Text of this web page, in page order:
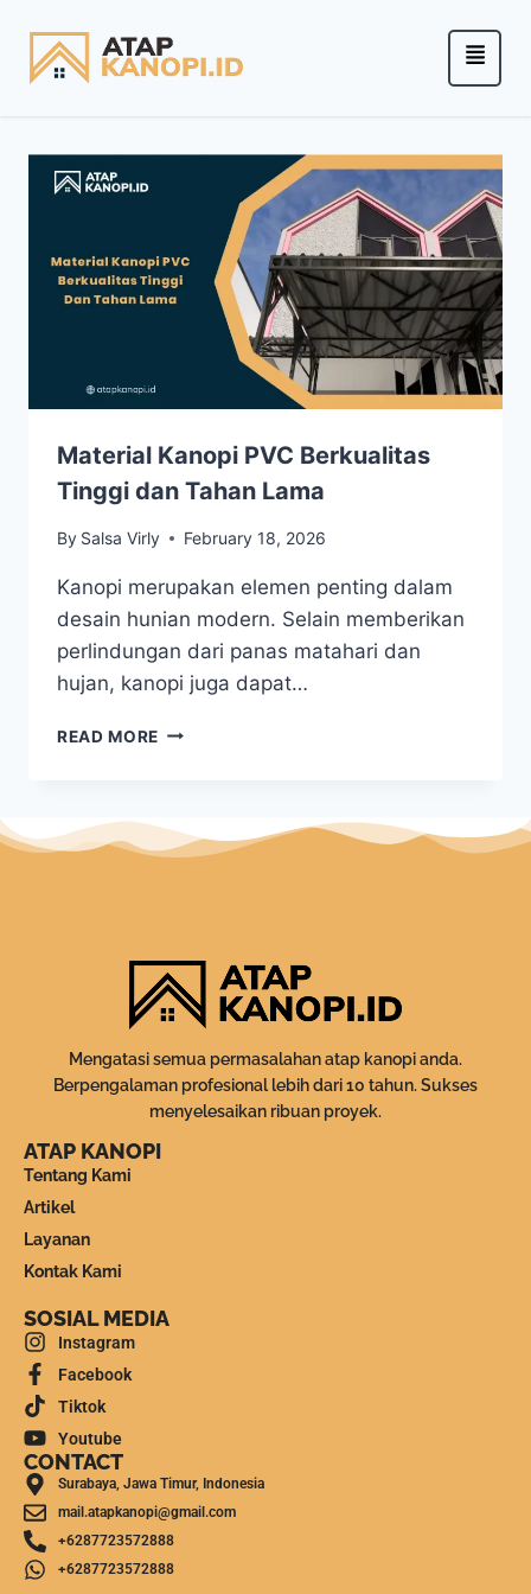
Material Kanopi PVC Berkualitas
Tinggi dan Tahan Lama
By Salsa Virly February 18, 2026
Kanopi merupakan elemen penting dalam
desain hunian modern. Selain memberikan
perlindungan dari panas matahari dan
hujan, kanopi juga dapat…
READ MORE
Mengatasi semua permasalahan atap kanopi anda.
Berpengalaman profesional lebih dari 10 tahun. Sukses
menyelesaikan ribuan proyek.
ATAP KANOPI
Tentang Kami
Artikel
Layanan
Kontak Kami
SOSIAL MEDIA
Instagram
Facebook
Tiktok
Youtube
CONTACT
Surabaya, Jawa Timur, Indonesia
mail.atapkanopi@gmail.com
+6287723572888
+6287723572888